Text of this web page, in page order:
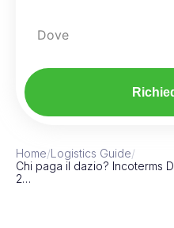
Dove
Home/Logistics Guide/
Chi paga il dazio? Incoterms
2…